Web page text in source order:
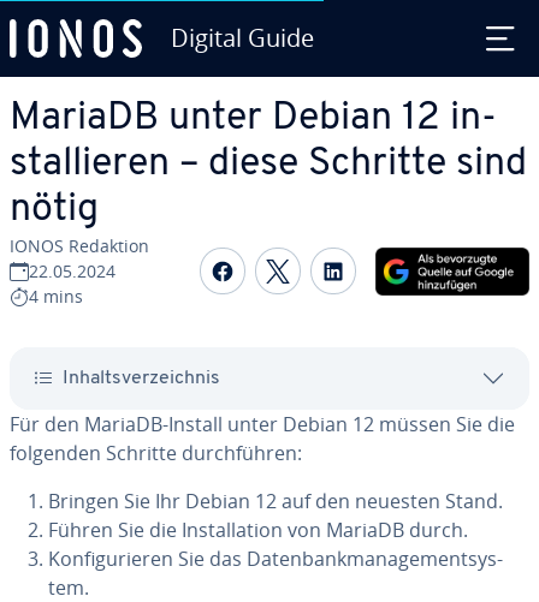
Digital Guide
MariaDB unter Debian 12 in­
stal­lie­ren – diese Schritte sind
nötig
IONOS Redaktion
22.05.2024
4 mins
Auf Facebook teilen
Auf Twitter teilen
Auf LinkedIn
In­halts­ver­zeich­nis
Für den MariaDB-Install unter Debian 12 müssen Sie die
folgenden Schritte durch­füh­ren:
Bringen Sie Ihr Debian 12 auf den neuesten Stand.
Führen Sie die In­stal­la­ti­on von MariaDB durch.
Kon­fi­gu­rie­ren Sie das Da­ten­bank­ma­nage­ment­sys­
tem.